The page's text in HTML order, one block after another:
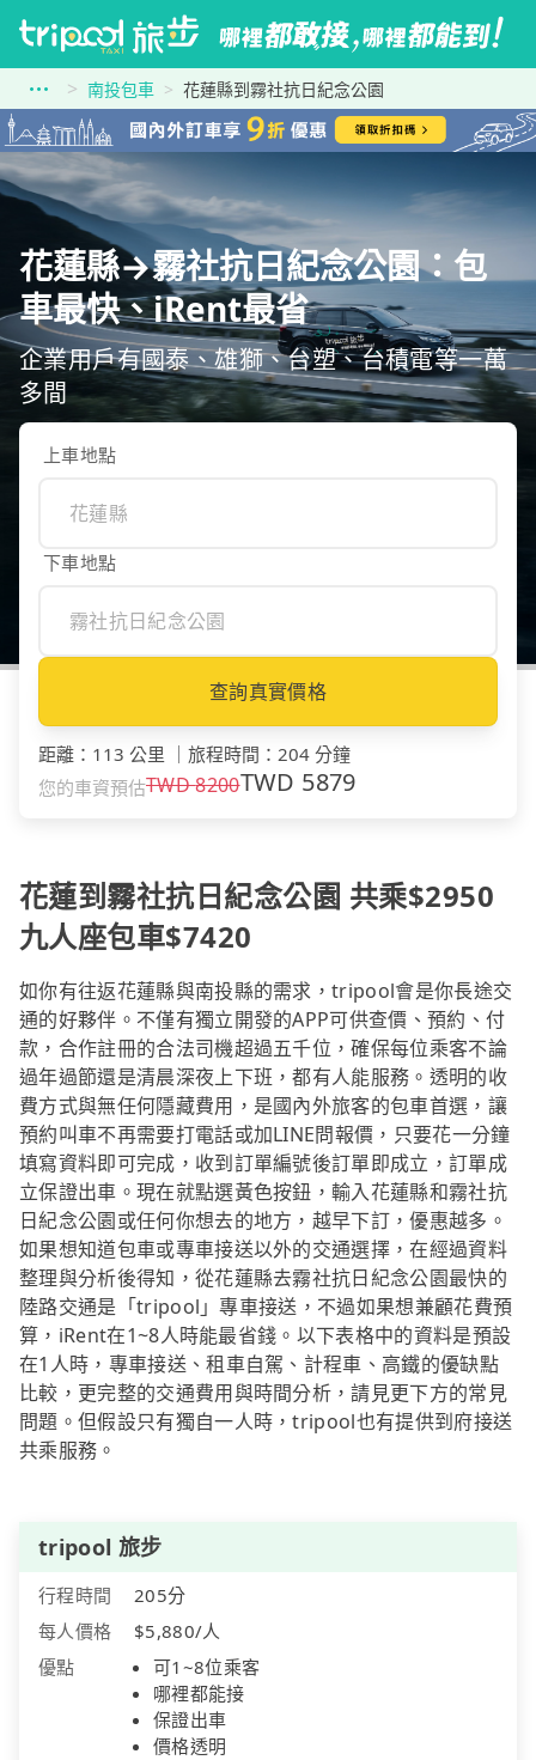
南投包車 花蓮縣到霧社抗日紀念公園
花蓮縣→霧社抗日紀念公園：包
車最快、iRent最省
企業用戶有國泰、雄獅、台塑、台積電等一萬
多間
上車地點
下車地點
查詢真實價格
距離 ： 113 公里 旅程時間 ： 204 分鐘
您的車資預估TWD8200TWD 5879
花蓮到霧社抗日紀念公園 共乘$2950
九人座包車$7420
如你有往返花蓮縣與南投縣的需求，tripool會是你長途交
通的好夥伴。不僅有獨立開發的APP可供查價、預約、付
款，合作註冊的合法司機超過五千位，確保每位乘客不論
過年過節還是清晨深夜上下班，都有人能服務。透明的收
費方式與無任何隱藏費用，是國內外旅客的包車首選，讓
預約叫車不再需要打電話或加LINE問報價，只要花一分鐘
填寫資料即可完成，收到訂單編號後訂單即成立，訂單成
立保證出車。現在就點選黃色按鈕，輸入花蓮縣和霧社抗
日紀念公園或任何你想去的地方，越早下訂，優惠越多。
如果想知道包車或專車接送以外的交通選擇，在經過資料
整理與分析後得知，從花蓮縣去霧社抗日紀念公園最快的
陸路交通是「tripool」專車接送，不過如果想兼顧花費預
算，iRent在1~8人時能最省錢。以下表格中的資料是預設
在1人時，專車接送、租車自駕、計程車、高鐵的優缺點
比較，更完整的交通費用與時間分析，請見更下方的常見
問題。但假設只有獨自一人時，tripool也有提供到府接送
共乘服務。
tripool 旅步
行程時間
205分
每人價格
$5,880/人
優點
可1~8位乘客
哪裡都能接
保證出車
價格透明